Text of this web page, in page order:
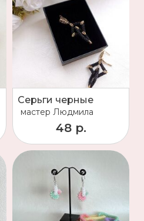
Серьги черные
мастер Людмила
48 р.